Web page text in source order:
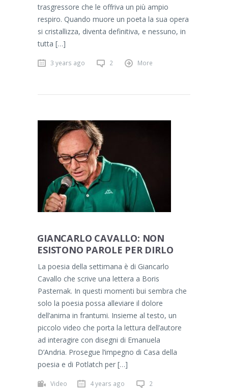
trasgressore che le offriva un più ampio
respiro. Quando muore un poeta la sua opera
si cristallizza, diventa definitiva, e nessuno, in
tutta […]
3 years ago 2 More
GIANCARLO CAVALLO: NON
ESISTONO PAROLE PER DIRLO
La poesia della settimana è di Giancarlo
Cavallo che scrive una lettera a Boris
Pasternak. In questi momenti bui sembra che
solo la poesia possa alleviare il dolore
dell’anima in frantumi. Insieme al testo, un
piccolo video che porta la lettura dell’autore
ad interagire con disegni di Emanuela
D’Andria. Prosegue l’impegno di Casa della
poesia e di Potlatch per […]
Video 4 years ago
2